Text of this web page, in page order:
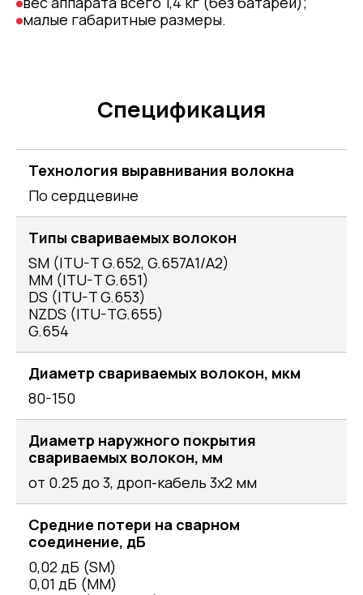
малые габаритные размеры.
Спецификация
Технология выравнивания волокна
По сердцевине
Типы свариваемых волокон
SM (ITU-T G.652, G.657A1/A2)
MM (ITU-T G.651)
DS (ITU-T G.653)
NZDS (ITU-TG.655)
G.654
Диаметр свариваемых волокон, мкм
80-150
Диаметр наружного покрытия
свариваемых волокон, мм
от 0.25 до 3, дроп-кабель 3х2 мм
Средние потери на сварном
соединение, дБ
0,02 дБ (SM)
0,01 дБ (MM)